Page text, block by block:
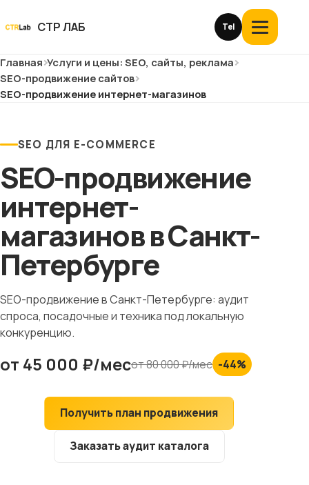
СТР ЛАБ Tel
Открыть
меню
Услуги и цены
О компании
Кейсы
Отзывы
Блог
Глоссарий
Клиентам
Контакты
ГОРОД
Выберите
Главная Услуги и цены: SEO, сайты, реклама
SEO-продвижение сайтов
SEO-продвижение интернет-магазинов
SEO ДЛЯ E-COMMERCE
SEO-продвижение
интернет-
магазинов в Санкт-
Петербурге
SEO-продвижение в Санкт-Петербурге: аудит
спроса, посадочные и техника под локальную
конкуренцию.
от 45 000 ₽/месот 80 000 ₽/мес -44%
Получить план продвижения
Заказать аудит каталога